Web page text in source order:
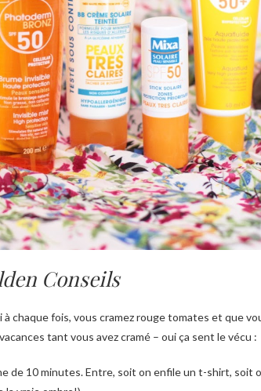
Conseils
chaque fois, vous cramez rouge tomates et que
tant vous avez cramé – oui ça sent le vécu :
de 10 minutes. Entre, soit on enfile un t-shirt, soit